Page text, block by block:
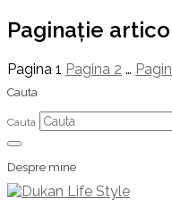
Paginație
Pagina 1 Pagina 2 …
Cauta
Cauta
Despre mine